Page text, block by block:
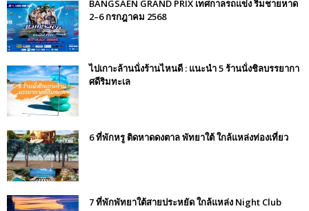
BANGSAEN GRAND PRIX เทศกาลรถแข่ง ริมชายหาด
2–6 กรกฎาคม 2568
ไปเกาะล้านนั่งร้านไหนดี : แนะนำ 5 ร้านนั่งชิลบรรยากา
ศดีริมทะเล
6 ที่พักหรู ติดหาดดงตาล พัทยาใต้ ใกล้แหล่งท่องเที่ยว
7 ที่พักพัทยาใต้สายประหยัด ใกล้แหล่ง Night Club